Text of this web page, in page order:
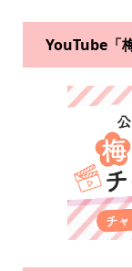
YouTube「